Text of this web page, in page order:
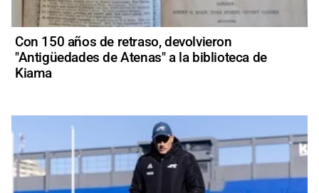
Con 150 años de retraso, devolvieron
"Antigüedades de Atenas" a la biblioteca de
Kiama